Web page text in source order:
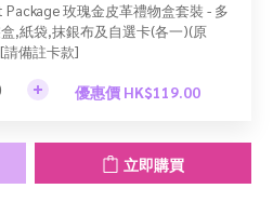
Package 玫瑰金皮革禮物盒套裝 - 多
,紙袋,抹銀布及自選卡(各一)(原
請備註卡款]
優惠價 HK$119.00
立即購買